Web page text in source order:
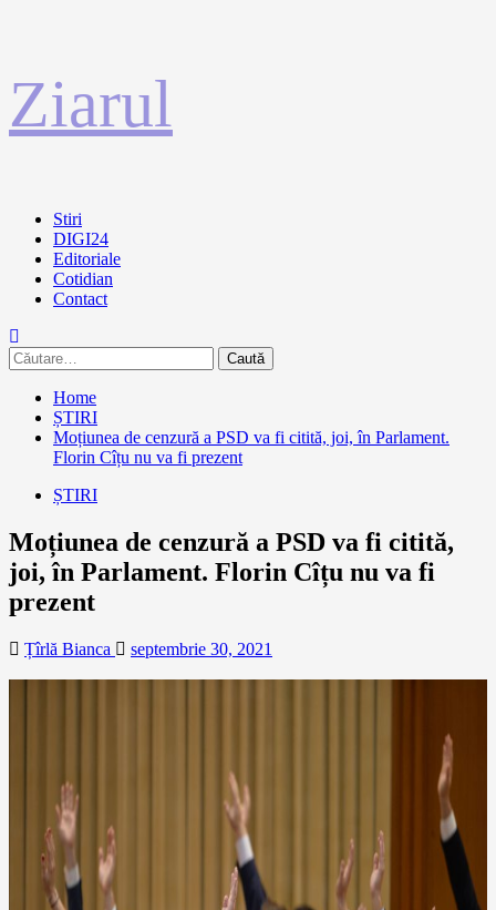
la
conținut
Ziarul
Primary
Menu
Stiri
DIGI24
Editoriale
Cotidian
Contact
Caută
după:
Home
ȘTIRI
Moțiunea de cenzură a PSD va fi citită, joi, în Parlament.
Florin Cîțu nu va fi prezent
ȘTIRI
Moțiunea de cenzură a PSD va fi citită,
joi, în Parlament. Florin Cîțu nu va fi
prezent
Țîrlă Bianca septembrie 30, 2021